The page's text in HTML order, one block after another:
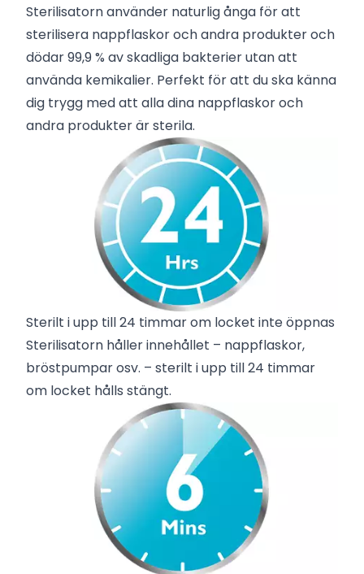
Sterilisatorn använder naturlig ånga för att
sterilisera nappflaskor och andra produkter och
dödar 99,9 % av skadliga bakterier utan att
använda kemikalier. Perfekt för att du ska känna
dig trygg med att alla dina nappflaskor och
andra produkter är sterila.
Sterilt i upp till 24 timmar om locket inte öppnas
Sterilisatorn håller innehållet – nappflaskor,
bröstpumpar osv. – sterilt i upp till 24 timmar
om locket hålls stängt.